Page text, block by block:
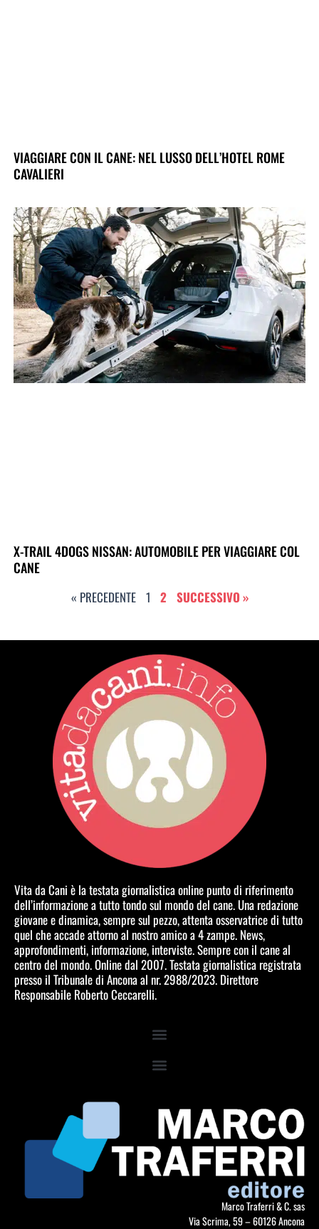
VIAGGIARE CON IL CANE: NEL LUSSO DELL’HOTEL ROME
CAVALIERI
X-TRAIL 4DOGS NISSAN: AUTOMOBILE PER VIAGGIARE COL
CANE
« PRECEDENTE 1 2 SUCCESSIVO »
Vita da Cani è la testata giornalistica online punto di riferimento
dell’informazione a tutto tondo sul mondo del cane. Una redazione
giovane e dinamica, sempre sul pezzo, attenta osservatrice di tutto
quel che accade attorno al nostro amico a 4 zampe. News,
approfondimenti, informazione, interviste. Sempre con il cane al
centro del mondo. Online dal 2007. Testata giornalistica registrata
presso il Tribunale di Ancona al nr. 2988/2023. Direttore
Responsabile Roberto Ceccarelli.
Marco Traferri & C. sas
Via Scrima, 59 – 60126 Ancona